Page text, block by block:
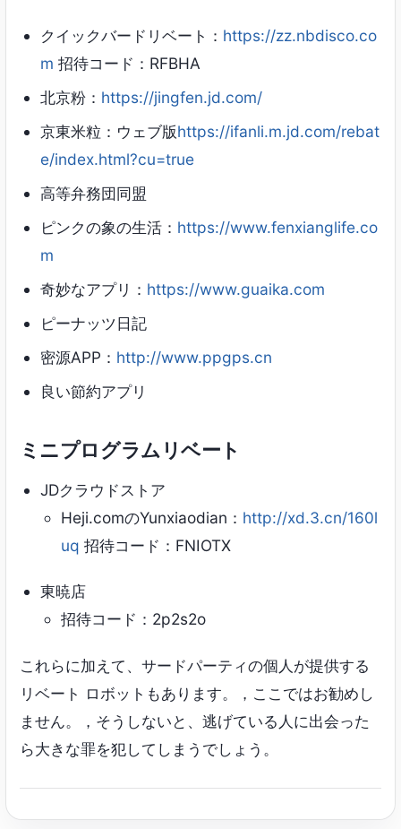
クイックバードリベート： https://zz.nbdisco.co
m 招待コード：RFBHA
北京粉： https://jingfen.jd.com/
京東米粒：ウェブ版https://ifanli.m.jd.com/rebat
e/index.html?cu=true
高等弁務団同盟
ピンクの象の生活： https://www.fenxianglife.co
m
奇妙なアプリ： https://www.guaika.com
ピーナッツ日記
密源APP： http://www.ppgps.cn
良い節約アプリ
ミニプログラムリベート
JDクラウドストア
Heji.comのYunxiaodian： http://xd.3.cn/160l
uq 招待コード：FNIOTX
東暁店
招待コード：2p2s2o
これらに加えて、サードパーティの個人が提供する
リベート ロボットもあります。，ここではお勧めし
ません。，そうしないと、逃げている人に出会った
ら大きな罪を犯してしまうでしょう。